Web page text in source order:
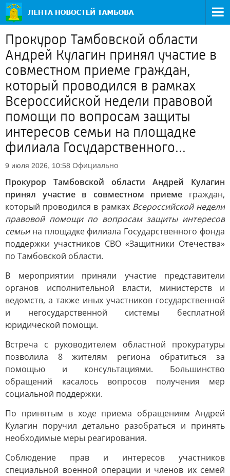
Прокурор Тамбовской области
Андрей Кулагин принял участие в
совместном приеме граждан,
который проводился в рамках
Всероссийской недели правовой
помощи по вопросам защиты
интересов семьи на площадке
филиала Государственного...
9 июля 2026, 10:58 Официально
Прокурор Тамбовской области Андрей Кулагин
принял участие в совместном приеме граждан,
который проводился в рамках Всероссийской недели
правовой помощи по вопросам защиты интересов
семьина площадке филиала Государственного фонда
поддержки участников СВО «Защитники Отечества»
по Тамбовской области.
В мероприятии приняли участие представители
органов исполнительной власти, министерств и
ведомств, а также иных участников государственной
и негосударственной системы бесплатной
юридической помощи.
Встреча с руководителем областной прокуратуры
позволила 8 жителям региона обратиться за
помощью и консультациями. Большинство
обращений касалось вопросов получения мер
социальной поддержки.
По принятым в ходе приема обращениям Андрей
Кулагин поручил детально разобраться и принять
необходимые меры реагирования.
Соблюдение прав и интересов участников
специальной военной операции и членов их семей